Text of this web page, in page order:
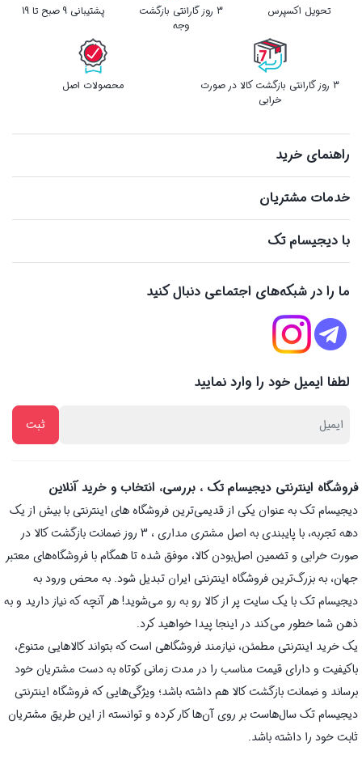
تحویل اکسپرس
3 روز گارانتی بازگشت
وجه
پشتیبانی 9 صبح تا 19
3 روز گارانتی بازگشت کالا در صورت
خرابی
محصولات اصل
راهنمای خرید
خدمات مشتریان
با دیجیسام تک
ما را در شبکه‌های اجتماعی دنبال کنید
لطفا ایمیل خود را وارد نمایید
فروشگاه اینترنتی دیجیسام تک ، بررسی، انتخاب و خرید آنلاین
دیجیسام تک به عنوان یکی از قدیمی‌ترین فروشگاه های اینترنتی با بیش از یک
دهه تجربه، با پایبندی به اصل مشتری مداری ، 3 روز ضمانت بازگشت کالا در
صورت خرابی و تضمین اصل‌بودن کالا، موفق شده تا همگام با فروشگاه‌های معتبر
جهان، به بزرگ‌ترین فروشگاه اینترنتی ایران تبدیل شود. به محض ورود به
دیجیسام تک با یک سایت پر از کالا رو به رو می‌شوید! هر آنچه که نیاز دارید و به
ذهن شما خطور می‌کند در اینجا پیدا خواهید کرد.
یک خرید اینترنتی مطمئن، نیازمند فروشگاهی است که بتواند کالاهایی متنوع،
باکیفیت و دارای قیمت مناسب را در مدت زمانی کوتاه به دست مشتریان خود
برساند و ضمانت بازگشت کالا هم داشته باشد؛ ویژگی‌هایی که فروشگاه اینترنتی
دیجیسام تک سال‌هاست بر روی آن‌ها کار کرده و توانسته از این طریق مشتریان
ثابت خود را داشته باشد.